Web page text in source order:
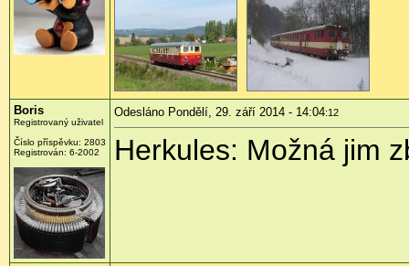
Boris
Registrovaný uživatel
Číslo příspěvku: 2803
Registrován: 6-2002
Odesláno Pondělí, 29. září 2014 - 14:04:12
Herkules: Možná jim